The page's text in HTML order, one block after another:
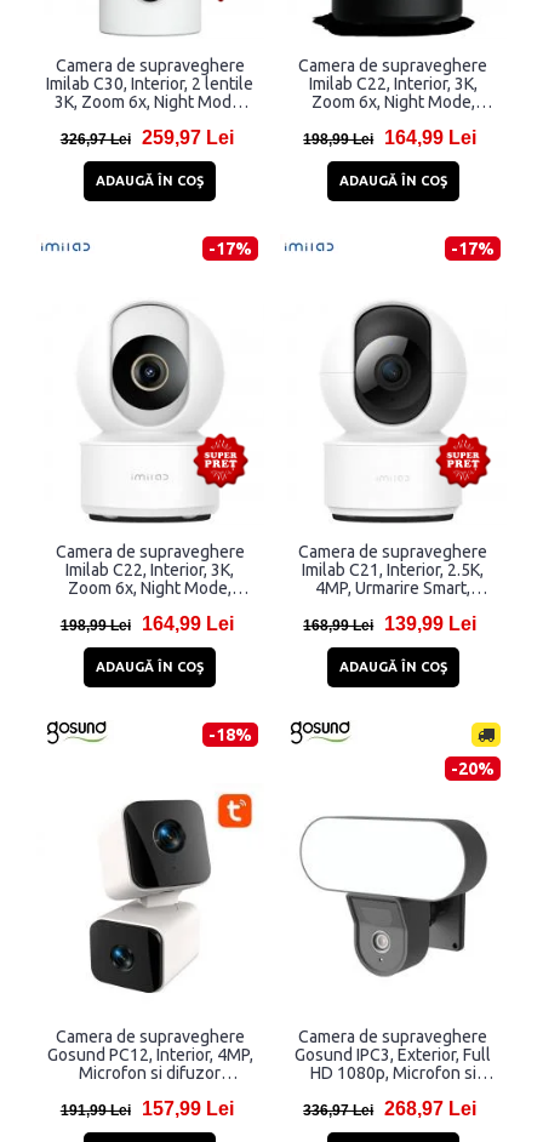
Camera de supraveghere
Imilab C30, Interior, 2 lentile
3K, Zoom 6x, Night Mode,
Bluetooth 5.3, WiFi, USB-C,
Alb
326,97 Lei 259,97 Lei
ADAUGĂ ÎN COŞ
Camera de supraveghere
Imilab C22, Interior, 3K,
Zoom 6x, Night Mode,
Negru
198,99 Lei 164,99 Lei
ADAUGĂ ÎN COŞ
-17%
Camera de supraveghere
Imilab C22, Interior, 3K,
Zoom 6x, Night Mode,
198,99 Lei 164,99 Lei
ADAUGĂ ÎN COŞ
-17%
Camera de supraveghere
Imilab C21, Interior, 2.5K,
4MP, Urmarire Smart,
168,99 Lei 139,99 Lei
ADAUGĂ ÎN COŞ
-18%
Camera de supraveghere
Gosund PC12, Interior, 4MP,
Microfon si difuzor
191,99 Lei 157,99 Lei
-20%
Camera de supraveghere
Gosund IPC3, Exterior, Full
HD 1080p, Microfon si
Tuya, Negru
336,97 Lei 268,97 Lei